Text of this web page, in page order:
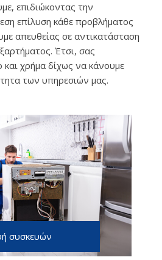
επιδιώκοντας την
επίλυση κάθε προβλήματος
απευθείας σε αντικατάσταση
Έτσι, σας
και χρήμα δίχως να κάνουμε
των υπηρεσιών μας.
συσκευών